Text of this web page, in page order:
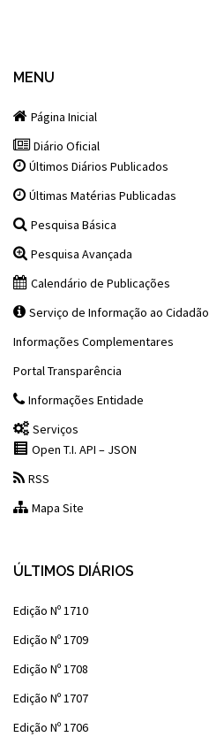
MENU
Página Inicial
Diário Oficial
Últimos Diários Publicados
Últimas Matérias Publicadas
Pesquisa Básica
Pesquisa Avançada
Calendário de Publicações
Serviço de Informação ao Cidadão
Informações Complementares
Portal Transparência
Informações Entidade
Serviços
Open T.I. API – JSON
RSS
Mapa Site
ÚLTIMOS DIÁRIOS
Edição Nº 1710
Edição Nº 1709
Edição Nº 1708
Edição Nº 1707
Edição Nº 1706